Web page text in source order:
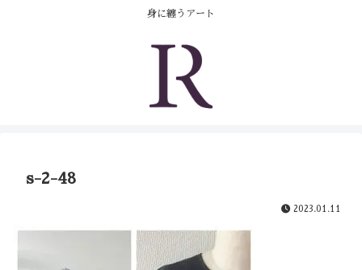
身に纏うアート
s-2-48
2023.01.11